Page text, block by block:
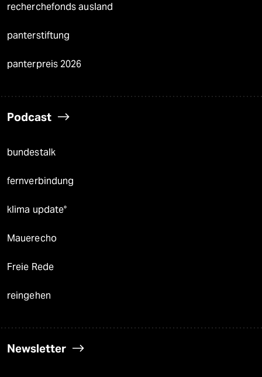
recherchefonds ausland
panterstiftung
panterpreis 2026
Podcast
bundestalk
fernverbindung
klima update°
Mauerecho
Freie Rede
reingehen
Newsletter